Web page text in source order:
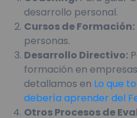
desarrollo personal.
Cursos de Formación:
personas.
Desarrollo Directivo:
formación en
detallamos en Lo que
debería aprender del
Otros Procesos de